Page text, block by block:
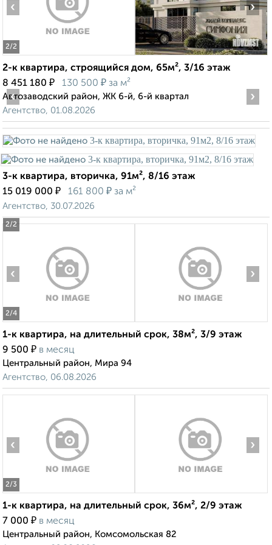
2/2
‹ ›
2-к квартира, строящийся дом, 65м², 3/16 этаж
8 451 180 ₽ 130 500 ₽ за м²
Автозаводский район, ЖК 6-й, 6-й квартал
Агентство, 01.08.2026
2/2
‹ ›
3-к квартира, вторичка, 91м², 8/16 этаж
15 019 000 ₽ 161 800 ₽ за м²
Агентство, 30.07.2026
2/4
‹ ›
1-к квартира, на длительный срок, 38м², 3/9 этаж
9 500 ₽ в месяц
Центральный район, Мира 94
Агентство, 06.08.2026
2/3
‹ ›
1-к квартира, на длительный срок, 36м², 2/9 этаж
7 000 ₽ в месяц
Центральный район, Комсомольская 82